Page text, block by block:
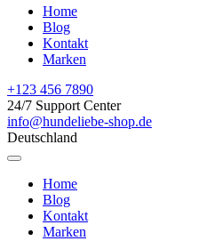
Home
Blog
Kontakt
Marken
+123 456 7890
24/7 Support Center
info@hundeliebe-shop.de
Deutschland
Home
Blog
Kontakt
Marken